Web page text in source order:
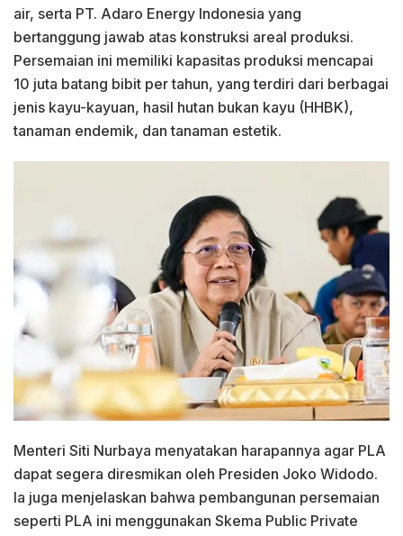
air, serta PT. Adaro Energy Indonesia yang
bertanggung jawab atas konstruksi areal produksi.
Persemaian ini memiliki kapasitas produksi mencapai
10 juta batang bibit per tahun, yang terdiri dari berbagai
jenis kayu-kayuan, hasil hutan bukan kayu (HHBK),
tanaman endemik, dan tanaman estetik.
Menteri Siti Nurbaya menyatakan harapannya agar PLA
dapat segera diresmikan oleh Presiden Joko Widodo.
Ia juga menjelaskan bahwa pembangunan persemaian
seperti PLA ini menggunakan Skema Public Private